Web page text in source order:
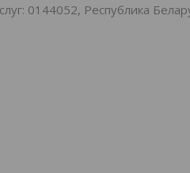
0144052, Республика